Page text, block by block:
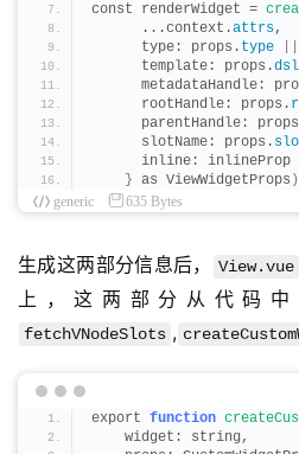
const renderWidget =
      ...context.
attrs,
      type: props.
type
      template: props.
metadataHandle:
      rootHandle: props.
parentHandle:
      slotName: props.
      inline: inlineProp
} as ViewWidgetProps )
generic
635 Bytes
生成这两部分信息后， View.vue
fetchVNodeSlots ,
export function
    widget: string,